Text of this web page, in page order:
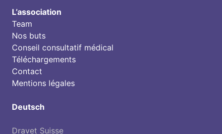
L’association
Team
Nos buts
Conseil consultatif médical
Téléchargements
Contact
Mentions légales
Deutsch
Dravet Suisse